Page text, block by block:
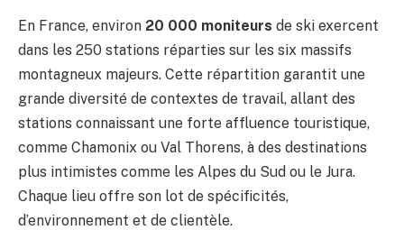
En France, environ 20 000 moniteurs de ski exercent
dans les 250 stations réparties sur les six massifs
montagneux majeurs. Cette répartition garantit une
grande diversité de contextes de travail, allant des
stations connaissant une forte affluence touristique,
comme Chamonix ou Val Thorens, à des destinations
plus intimistes comme les Alpes du Sud ou le Jura.
Chaque lieu offre son lot de spécificités,
d’environnement et de clientèle.